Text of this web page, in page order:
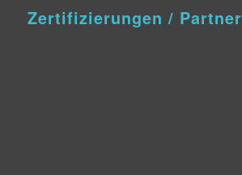
Zertifizierungen / Partner